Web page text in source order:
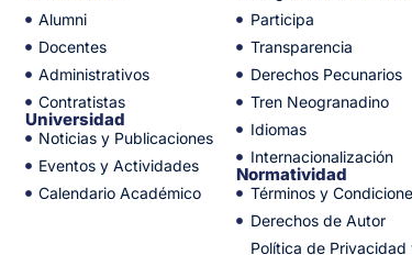
Alumni
Docentes
Administrativos
Contratistas
Universidad
Noticias y Publicaciones
Eventos y Actividades
Calendario Académico
Participa
Transparencia
Derechos Pecunarios
Tren Neogranadino
Idiomas
Internacionalización
Normatividad
Términos y
Derechos de Autor
Política de Privacidad